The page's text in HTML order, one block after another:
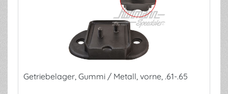
Getriebelager, Gummi / Metall, vorne, .61-.65